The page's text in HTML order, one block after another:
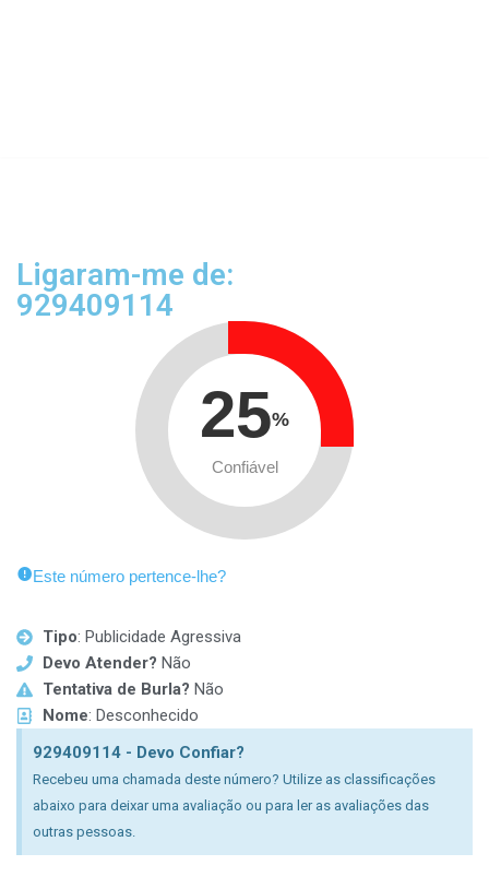
Ligaram-me de:
929409114
25%
Confiável
Este número pertence-lhe?
Tipo: Publicidade Agressiva
Devo Atender? Não
Tentativa de Burla? Não
Nome: Desconhecido
929409114 - Devo Confiar?
Recebeu uma chamada deste número? Utilize as classificações
abaixo para deixar uma avaliação ou para ler as avaliações das
outras pessoas.